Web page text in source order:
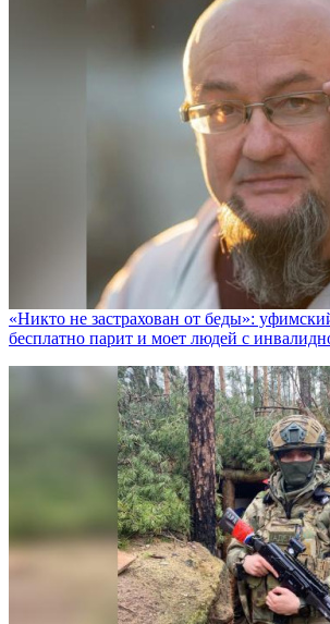
«Никто не заcтрахован от беды»:
бесплатно парит и моет людей с